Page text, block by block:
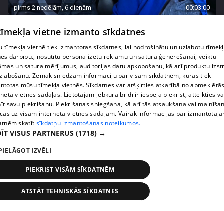
pirms 2 nedēļām, 6 dienām 00:03:00
satraukta par draudzeņu izdomu
71. epizode
Kaspars Kambala liek atkal un atkal teikt Olgai,
cik ļoti viņu mīl
vietne izmanto sīkdatnes
tīmekļa vietnē tiek izmantotas sīkdatnes, lai nodrošinātu un uzlabotu
darbību., nosūtītu personalizētu reklāmu un satura ģenerēšanai, veiktu
un satura mērījumus, auditorijas datu apkopošanu, kā arī produktu
Zemāk sniedzam informāciju par visām sīkdatnēm, kuras tiek
mūsu tīmekļa vietnēs. Sīkdatnes var atšķirties atkarībā no
vietnes sadaļas. Lietotājam jebkurā brīdī ir iespēja piekrist, atteikties
savu piekrišanu. Piekrišanas sniegšana, kā arī tās atsaukšana vai
uz visām interneta vietnes sadaļām. Vairāk informācijas par
skatīt sīkdatņu izmantošanas noteikumos.
VISUS PARTNERUS (1718) →
IZVĒLI
PIEKRIST VISĀM SĪKDATNĒM
ATSTĀT TEHNISKĀS SĪKDATNES